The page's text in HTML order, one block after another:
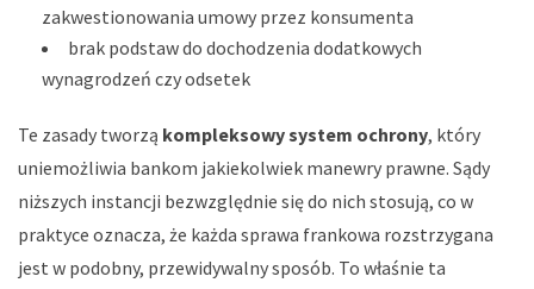
zakwestionowania umowy przez konsumenta
brak podstaw do dochodzenia dodatkowych
wynagrodzeń czy odsetek
Te zasady tworzą kompleksowy system ochrony, który
uniemożliwia bankom jakiekolwiek manewry prawne. Sądy
niższych instancji bezwzględnie się do nich stosują, co w
praktyce oznacza, że każda sprawa frankowa rozstrzygana
jest w podobny, przewidywalny sposób. To właśnie ta